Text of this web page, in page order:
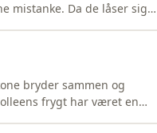
mistanke. Da de låser sig
bryder sammen og
frygt har været en